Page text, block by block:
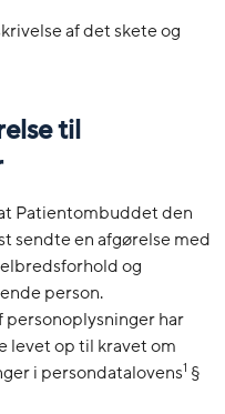
af det skete og
til
Patientombuddet den
sendte en afgørelse med
og
person.
har
levet op til kravet om
i persondatalovens1 §